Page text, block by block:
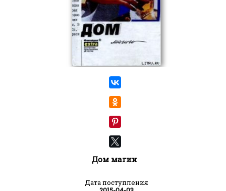
Дом магии
Дата поступления